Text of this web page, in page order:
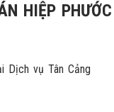
HIỆP
Dịch vụ Tân Cảng